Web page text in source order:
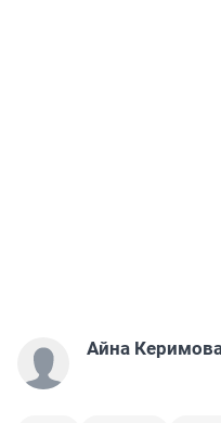
Айна